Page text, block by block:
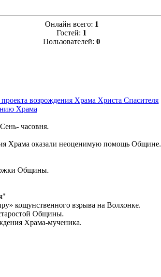
Онлайн всего: 1
Гостей: 1
Пользователей: 0
возрождения Храма Христа Спасителя
Храма
часовня.
Храма оказали неоценимую помощь Общине.
Общины.
кощунственного взрыва на Волхонке.
Общины.
Храма-мученика.